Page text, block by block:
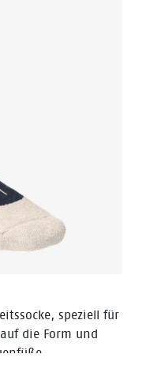
speziell
entwickelt.
speziell für
die Form und